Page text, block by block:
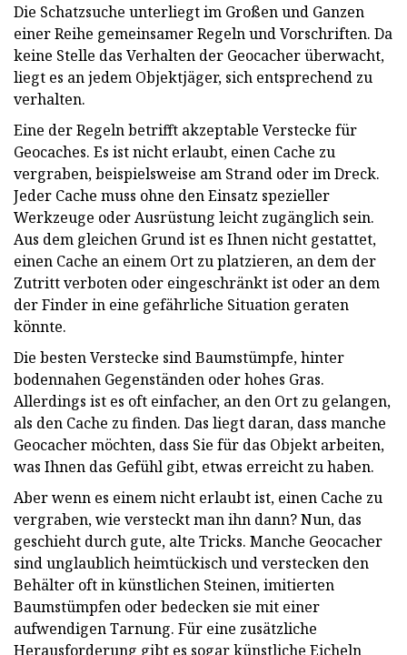
Die Schatzsuche unterliegt im Großen und Ganzen
einer Reihe gemeinsamer Regeln und Vorschriften. Da
keine Stelle das Verhalten der Geocacher überwacht,
liegt es an jedem Objektjäger, sich entsprechend zu
verhalten.
Eine der Regeln betrifft akzeptable Verstecke für
Geocaches. Es ist nicht erlaubt, einen Cache zu
vergraben, beispielsweise am Strand oder im Dreck.
Jeder Cache muss ohne den Einsatz spezieller
Werkzeuge oder Ausrüstung leicht zugänglich sein.
Aus dem gleichen Grund ist es Ihnen nicht gestattet,
einen Cache an einem Ort zu platzieren, an dem der
Zutritt verboten oder eingeschränkt ist oder an dem
der Finder in eine gefährliche Situation geraten
könnte.
Die besten Verstecke sind Baumstümpfe, hinter
bodennahen Gegenständen oder hohes Gras.
Allerdings ist es oft einfacher, an den Ort zu gelangen,
als den Cache zu finden. Das liegt daran, dass manche
Geocacher möchten, dass Sie für das Objekt arbeiten,
was Ihnen das Gefühl gibt, etwas erreicht zu haben.
Aber wenn es einem nicht erlaubt ist, einen Cache zu
vergraben, wie versteckt man ihn dann? Nun, das
geschieht durch gute, alte Tricks. Manche Geocacher
sind unglaublich heimtückisch und verstecken den
Behälter oft in künstlichen Steinen, imitierten
Baumstümpfen oder bedecken sie mit einer
aufwendigen Tarnung. Für eine zusätzliche
Herausforderung gibt es sogar künstliche Eicheln